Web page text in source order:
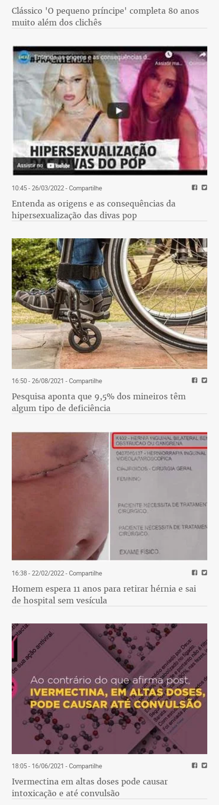
Clássico 'O pequeno príncipe' completa 80 anos
muito além dos clichês
10:45 - 26/03/2022- Compartilhe
Entenda as origens e as consequências da
hipersexualização das divas pop
16:50 - 26/08/2021 - Compartilhe
Pesquisa aponta que 9,5% dos mineiros têm
algum tipo de deficiência
16:38 - 22/02/2022- Compartilhe
Homem espera 11 anos para retirar hérnia e sai
de hospital sem vesícula
18:05 - 16/06/2021 - Compartilhe
Ivermectina em altas doses pode causar
intoxicação e até convulsão